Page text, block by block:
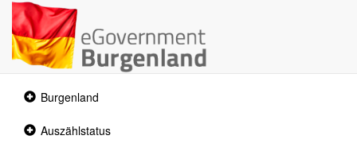
Collapsed
section
Burgenland
Collapsed
Auszählstatus